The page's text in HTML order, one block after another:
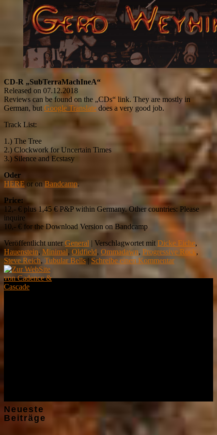
CD-R „SubTerraMachIneA“
Released on 07.12.2018
Reviews can be found on the „CDs“ link. They are mostly in
German, but Google Translate does a very good job.
Track List:
1.) The Tree
2.) Clockwork for Uncertain Times
3.) Silence and Ecstasy
Oder
HERE or on Bandcamp.
Price:
12,- € plus 1,45 € P&P within Germany. Other countries: Please
inquire
10,- € for the Download Version on Bandcamp
Veröffentlicht unter General | Verschlagwortet mit Dicke Eiche,
Hauenstein, Minimal, Oldfield, Ommadawn, Progressive Rock,
Steve Reich, Tubular Bells | Schreibe einen Kommentar
Neueste
Beiträge